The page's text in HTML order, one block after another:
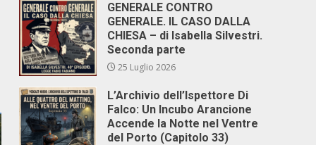
GENERALE CONTRO
GENERALE. IL CASO DALLA
CHIESA – di Isabella Silvestri.
Seconda parte
25 Luglio 2026
L’Archivio dell’Ispettore Di
Falco: Un Incubo Arancione
Accende la Notte nel Ventre
del Porto (Capitolo 33)